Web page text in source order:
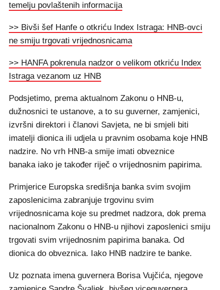
temelju povlaštenih informacija
>> Bivši šef Hanfe o otkriću Index Istraga: HNB-ovci
ne smiju trgovati vrijednosnicama
>> HANFA pokrenula nadzor o velikom otkriću Index
Istraga vezanom uz HNB
Podsjetimo, prema aktualnom Zakonu o HNB-u,
dužnosnici te ustanove, a to su guverner, zamjenici,
izvršni direktori i članovi Savjeta, ne bi smjeli biti
imatelji dionica ili udjela u pravnim osobama koje HNB
nadzire. No vrh HNB-a smije imati obveznice
banaka iako je također riječ o vrijednosnim papirima.
Primjerice Europska središnja banka svim svojim
zaposlenicima zabranjuje trgovinu svim
vrijednosnicama koje su predmet nadzora, dok prema
nacionalnom Zakonu o HNB-u njihovi zaposlenici smiju
trgovati svim vrijednosnim papirima banaka. Od
dionica do obveznica. Iako HNB nadzire te banke.
Uz poznata imena guvernera Borisa Vujčića, njegove